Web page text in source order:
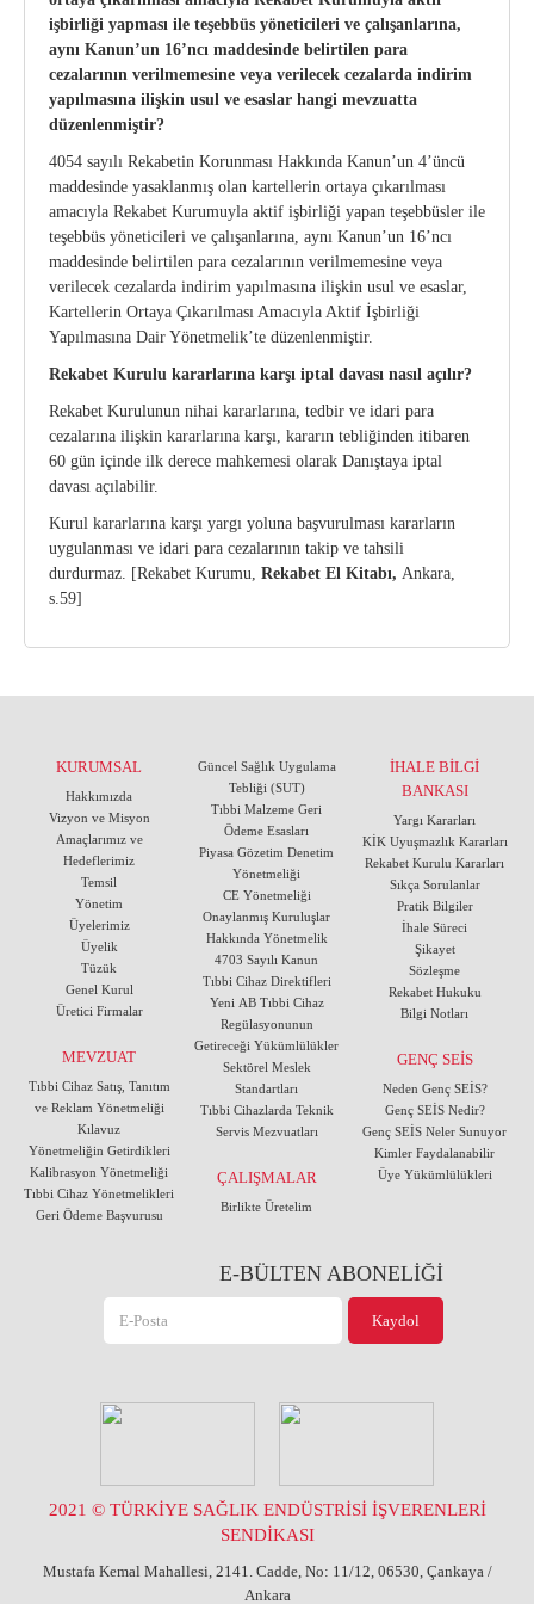
işbirliği yapması ile teşebbüs yöneticileri ve çalışanlarına,
aynı Kanun’un 16’ncı maddesinde belirtilen para
cezalarının verilmemesine veya verilecek cezalarda indirim
yapılmasına ilişkin usul ve esaslar hangi mevzuatta
düzenlenmiştir?
4054 sayılı Rekabetin Korunması Hakkında Kanun’un 4’üncü
maddesinde yasaklanmış olan kartellerin ortaya çıkarılması
amacıyla Rekabet Kurumuyla aktif işbirliği yapan teşebbüsler ile
teşebbüs yöneticileri ve çalışanlarına, aynı Kanun’un 16’ncı
maddesinde belirtilen para cezalarının verilmemesine veya
verilecek cezalarda indirim yapılmasına ilişkin usul ve esaslar,
Kartellerin Ortaya Çıkarılması Amacıyla Aktif İşbirliği
Yapılmasına Dair Yönetmelik’te düzenlenmiştir.
Rekabet Kurulu kararlarına karşı iptal davası nasıl açılır?
Rekabet Kurulunun nihai kararlarına, tedbir ve idari para
cezalarına ilişkin kararlarına karşı, kararın tebliğinden itibaren
60 gün içinde ilk derece mahkemesi olarak Danıştaya iptal
davası açılabilir.
Kurul kararlarına karşı yargı yoluna başvurulması kararların
uygulanması ve idari para cezalarının takip ve tahsili
durdurmaz. [Rekabet Kurumu, Rekabet El Kitabı, Ankara,
s.59]
KURUMSAL
Hakkımızda
Vizyon ve Misyon
Amaçlarımız ve
Hedeflerimiz
Temsil
Yönetim
Üyelerimiz
Üyelik
Tüzük
Genel Kurul
Üretici Firmalar
MEVZUAT
Tıbbi Cihaz Satış, Tanıtım
ve Reklam Yönetmeliği
Kılavuz
Yönetmeliğin Getirdikleri
Kalibrasyon Yönetmeliği
Tıbbi Cihaz Yönetmelikleri
Geri Ödeme Başvurusu
Güncel Sağlık Uygulama
Tebliği (SUT)
Tıbbi Malzeme Geri
Ödeme Esasları
Piyasa Gözetim Denetim
Yönetmeliği
CE Yönetmeliği
Onaylanmış Kuruluşlar
Hakkında Yönetmelik
4703 Sayılı Kanun
Tıbbi Cihaz Direktifleri
Yeni AB Tıbbi Cihaz
Regülasyonunun
Getireceği Yükümlülükler
Sektörel Meslek
Standartları
Tıbbi Cihazlarda Teknik
Servis Mezvuatları
ÇALIŞMALAR
Birlikte Üretelim
İHALE BİLGİ
BANKASI
Yargı Kararları
KİK Uyuşmazlık Kararları
Rekabet Kurulu Kararları
Sıkça Sorulanlar
Pratik Bilgiler
İhale Süreci
Şikayet
Sözleşme
Rekabet Hukuku
Bilgi Notları
GENÇ SEİS
Neden Genç SEİS?
Genç SEİS Nedir?
Genç SEİS Neler Sunuyor
Kimler Faydalanabilir
Üye Yükümlülükleri
E-BÜLTEN ABONELİĞİ
2021 © TÜRKİYE SAĞLIK ENDÜSTRİSİ İŞVERENLERİ
SENDİKASI
Mustafa Kemal Mahallesi, 2141. Cadde, No: 11/12, 06530, Çankaya /
Ankara
Kurumsal Kimlik Kılavuzu
Üretici Firmalar
CE Yönetmeliği
Onaylanmış Kuruluşlar Hakkında Yönetmelik
Tıbbi Cihaz Direktifleri
Yeni AB Tıbbi Cihaz Regülasyonunun Getireceği
Yükümlülükler
Sektörel Meslek Standartları
Tıbbi Cihazlarda Teknik Servis Mezvuatları